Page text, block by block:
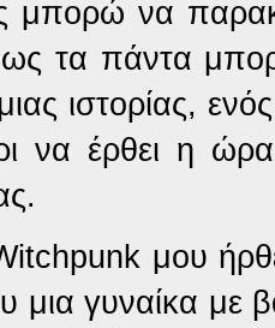
μπορώ να
τα πάντα
ιστορίας,
να έρθει η
μου
μια γυναίκα με